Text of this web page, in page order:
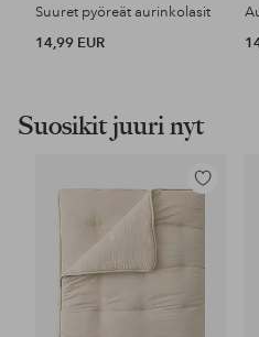
Suuret pyöreät aurinkolasit
14,99 EUR
Suosikit juuri nyt
Lisää